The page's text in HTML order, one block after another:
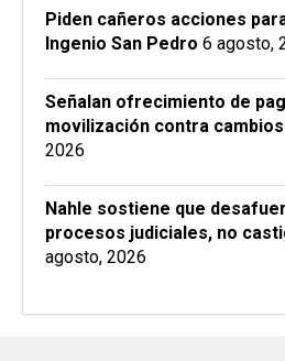
Piden cañeros acciones
Ingenio San Pedro 6 agosto,
Señalan ofrecimiento de
movilización contra cambios
2026
Nahle sostiene que
procesos judiciales, no
agosto, 2026